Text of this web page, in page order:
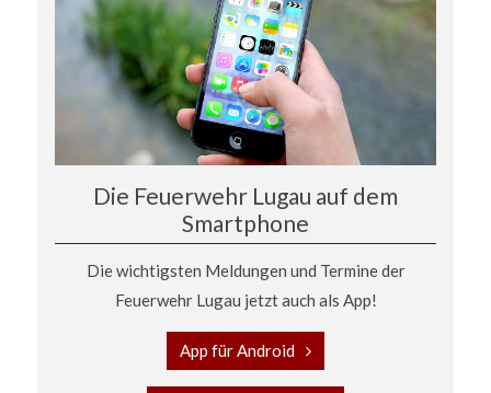
Die Feuerwehr Lugau auf dem
Smartphone
Die wichtigsten Meldungen und Termine der
Feuerwehr Lugau jetzt auch als App!
App für Android